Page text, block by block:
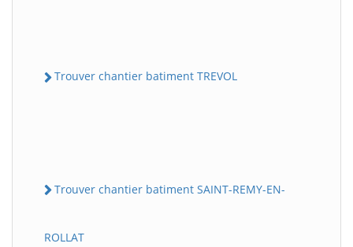
Trouver chantier batiment TREVOL
Trouver chantier batiment SAINT-REMY-EN-
ROLLAT